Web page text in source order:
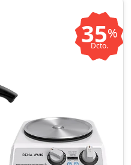
35%
Dcto.